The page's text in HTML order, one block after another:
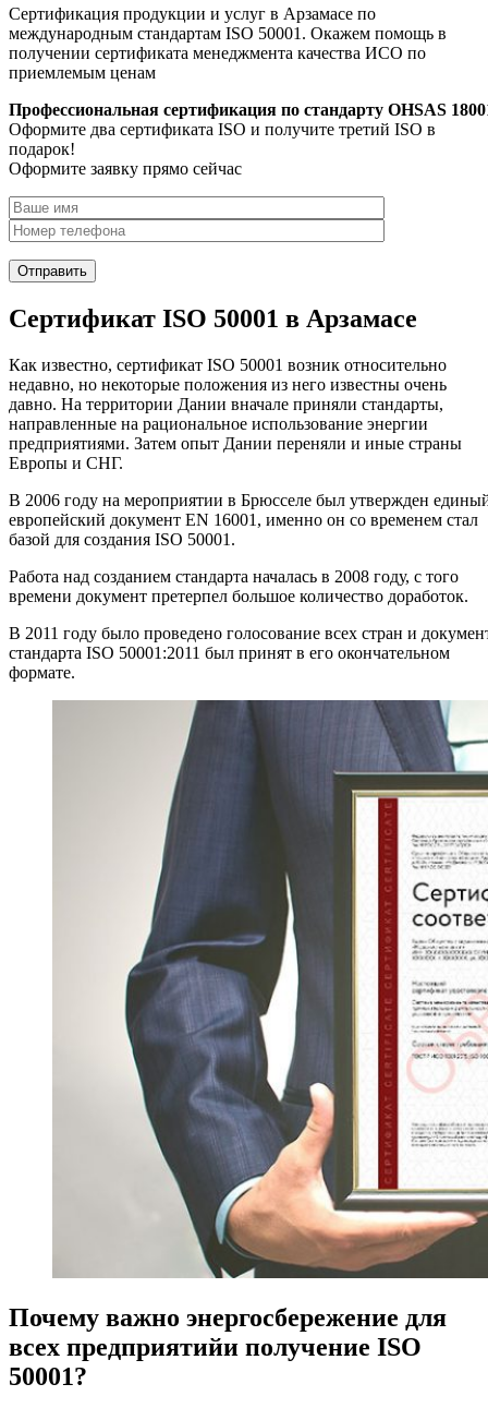
Сертификация продукции и услуг в Арзамасе по
международным стандартам ISO 50001. Окажем помощь в
получении сертификата менеджмента качества ИСО по
приемлемым ценам
Профессиональная сертификация по стандарту OHSAS
Оформите два сертификата ISO и получите третий ISO в
подарок!
Оформите заявку прямо сейчас
Сертификат ISO 50001 в Арзамасе
Как известно, сертификат ISO 50001 возник относительно
недавно, но некоторые положения из него известны очень
давно. На территории Дании вначале приняли стандарты,
направленные на рациональное использование энергии
предприятиями. Затем опыт Дании переняли и иные страны
Европы и СНГ.
В 2006 году на мероприятии в Брюсселе был утвержден
европейский документ EN 16001, именно он со временем стал
базой для создания ISO 50001.
Работа над созданием стандарта началась в 2008 году, с того
времени документ претерпел большое количество доработок.
В 2011 году было проведено голосование всех стран и
стандарта ISO 50001:2011 был принят в его окончательном
формате.
Почему важно энергосбережение для
всех предприятийи получение ISO
50001?